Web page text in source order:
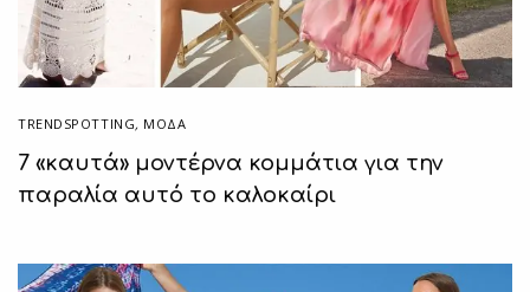
TRENDSPOTTING, ΜΟΔΑ
7 «καυτά» μοντέρνα κομμάτια για την
παραλία αυτό το καλοκαίρι